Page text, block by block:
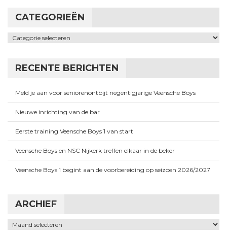
CATEGORIEËN
Categorieën
RECENTE BERICHTEN
Meld je aan voor seniorenontbijt negentigjarige Veensche Boys
Nieuwe inrichting van de bar
Eerste training Veensche Boys 1 van start
Veensche Boys en NSC Nijkerk treffen elkaar in de beker
Veensche Boys 1 begint aan de voorbereiding op seizoen 2026/2027
ARCHIEF
Archief